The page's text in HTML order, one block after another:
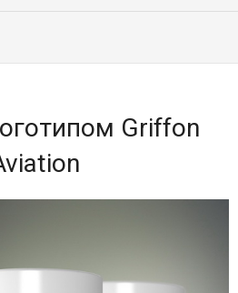
Griffon